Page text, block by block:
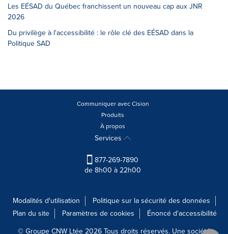
Les EÉSAD du Québec franchissent un nouveau cap aux JNR
2026
Du privilège à l'accessibilité : le rôle clé des EÉSAD dans la
Politique SAD
Communiquer avec Cision
Produits
À propos
Services
877-269-7890
de 8h00 à 22h00
Modalités d'utilisation
Politique sur la sécurité des données
Plan du site
Paramètres de cookies
Énoncé d'accessibilité
© Groupe CNW Ltée 2026 Tous droits réservés. Une société